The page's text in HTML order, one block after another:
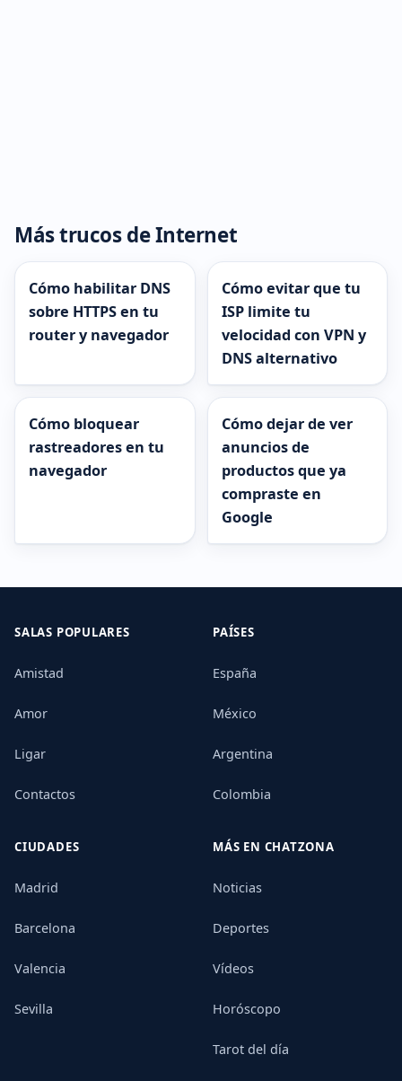
Más trucos de Internet
Cómo habilitar DNS
sobre HTTPS en tu
router y navegador
Cómo evitar que tu
ISP limite tu
velocidad con VPN y
DNS alternativo
Cómo bloquear
rastreadores en tu
navegador
Cómo dejar de ver
anuncios de
productos que ya
compraste en
Google
SALAS POPULARES
Amistad
Amor
Ligar
Contactos
PAÍSES
España
México
Argentina
Colombia
CIUDADES
Madrid
Barcelona
Valencia
Sevilla
MÁS EN CHATZONA
Noticias
Deportes
Vídeos
Horóscopo
Tarot del día